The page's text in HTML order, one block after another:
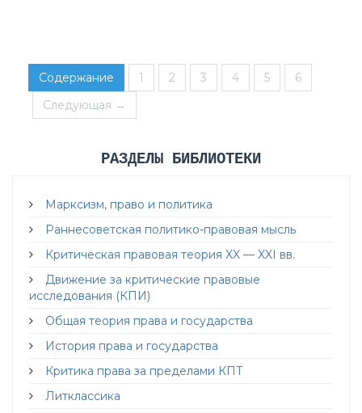
Содержание 1 2 3 4 5
6
Следующая →
РАЗДЕЛЫ БИБЛИОТЕКИ
Марксизм, право и политика
Раннесоветская политико-правовая мысль
Критическая правовая теория XX — XXI вв.
Движение за критические правовые
исследования (КПИ)
Общая теория права и государства
История права и государства
Критика права за пределами КПТ
Литклассика